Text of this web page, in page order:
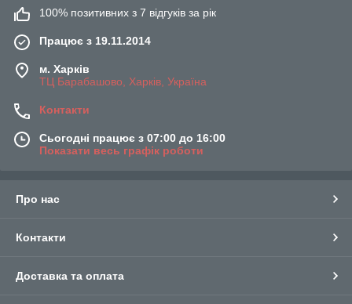
100% позитивних з 7 відгуків за рік
Працює з 19.11.2014
м. Харків
ТЦ Барабашово, Харків, Україна
Контакти
Сьогодні працює з 07:00 до 16:00
Показати весь графік роботи
Про нас
Контакти
Доставка та оплата